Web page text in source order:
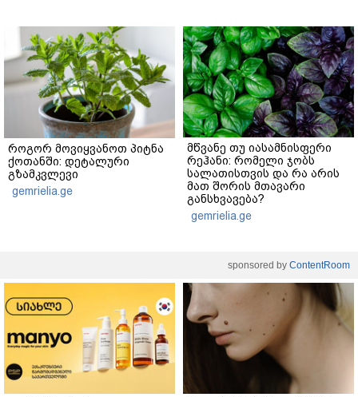
როგორ მოვიყვანოთ პიტნა
ქოთანში: დეტალური
გზამკვლევი
gemrielia.ge
მწვანე თუ იასამნისფერი
რეჰანი: რომელი ჯობს
სალათისთვის და რა არის
მათ შორის მთავარი
განსხვავება?
gemrielia.ge
sponsored by ContentRoom